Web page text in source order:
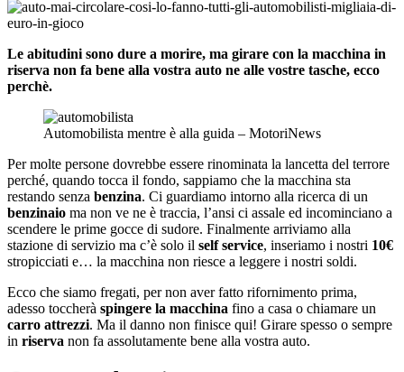
Le abitudini sono dure a morire, ma girare con la macchina in
riserva non fa bene alla vostra auto ne alle vostre tasche, ecco
perchè.
Automobilista mentre è alla guida – MotoriNews
Per molte persone dovrebbe essere rinominata la lancetta del terrore
perché, quando tocca il fondo, sappiamo che la macchina sta
restando senza benzina. Ci guardiamo intorno alla ricerca di un
benzinaio ma non ve ne è traccia, l’ansi ci assale ed incominciano a
scendere le prime gocce di sudore. Finalmente arriviamo alla
stazione di servizio ma c’è solo il self service, inseriamo i nostri 10€
stropicciati e… la macchina non riesce a leggere i nostri soldi.
Ecco che siamo fregati, per non aver fatto rifornimento prima,
adesso toccherà spingere la macchina fino a casa o chiamare un
carro attrezzi. Ma il danno non finisce qui! Girare spesso o sempre
in riserva non fa assolutamente bene alla vostra auto.